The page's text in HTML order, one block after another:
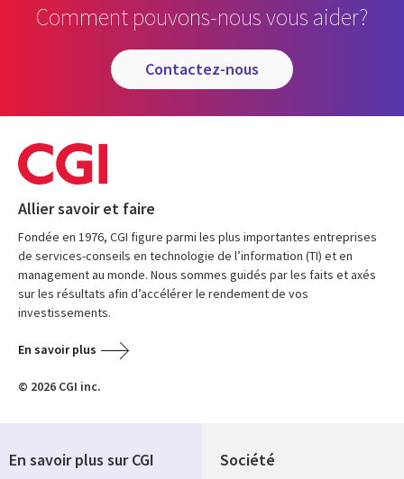
Comment pouvons-nous vous aider?
contactez-nous
Allier savoir et faire
Fondée en 1976, CGI figure parmi les plus importantes entreprises
de services-conseils en technologie de l’information (TI) et en
management au monde. Nous sommes guidés par les faits et axés
sur les résultats afin d’accélérer le rendement de vos
investissements.
En savoir plus
© 2026 CGI inc.
Société
En savoir plus sur CGI